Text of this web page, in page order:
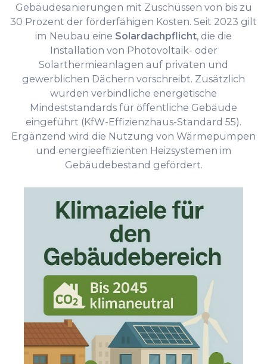
Gebäudesanierungen mit Zuschüssen von bis zu
30 Prozent der förderfähigen Kosten. Seit 2023 gilt
im Neubau eine Solardachpflicht, die die
Installation von Photovoltaik- oder
Solarthermieanlagen auf privaten und
gewerblichen Dächern vorschreibt. Zusätzlich
wurden verbindliche energetische
Mindeststandards für öffentliche Gebäude
eingeführt (KfW-Effizienzhaus-Standard 55).
Ergänzend wird die Nutzung von Wärmepumpen
und energieeffizienten Heizsystemen im
Gebäudebestand gefördert.